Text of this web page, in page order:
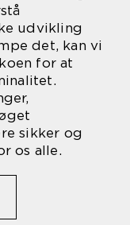
udvikling
det, kan vi
for at
sikker og
os alle.